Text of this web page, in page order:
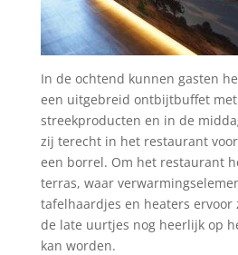
In de ochtend kunnen gasten
een uitgebreid ontbijtbuffet
streekproducten en in de
zij terecht in het restaurant
een borrel. Om het restaurant
terras, waar
tafelhaardjes en heaters ervoor
de late uurtjes nog heerlijk op
kan worden.